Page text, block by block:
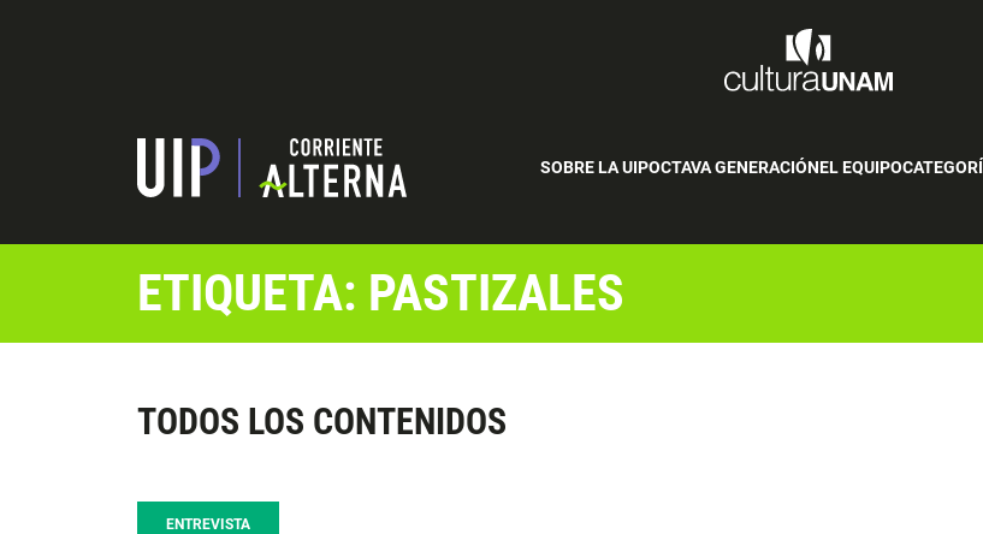
SOBRE LA UIPOCTAVA GENERACIÓNEL EQUIPO
ETIQUETA: PASTIZALES
TODOS LOS CONTENIDOS
ENTREVISTA